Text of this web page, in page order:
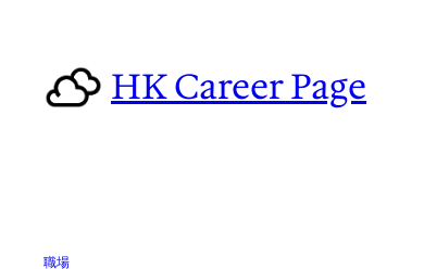
content
HK Career Page
職場